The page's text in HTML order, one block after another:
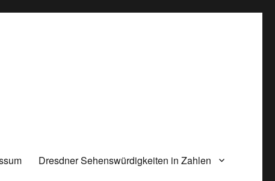
Dresdner Sehenswürdigkeiten in Zahlen